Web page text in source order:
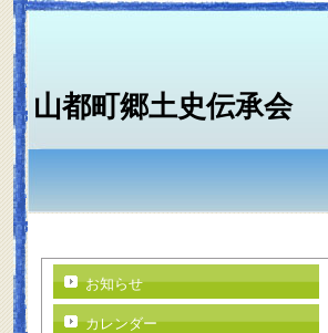
山都町郷土史伝承会
お知らせ
カレンダー